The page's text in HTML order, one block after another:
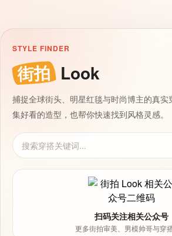
STYLE FINDER
街拍 Look
捕捉全球街头、明星红毯与时尚博主的真实
集好看的造型，也帮你快速找到风格灵感。
扫码关注相关公众号
更多街拍审美、男模帅哥与穿